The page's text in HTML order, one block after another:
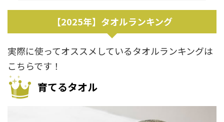
【2025年】タオルランキング
実際に使ってオススメしているタオルランキングは
こちらです！
育てるタオル